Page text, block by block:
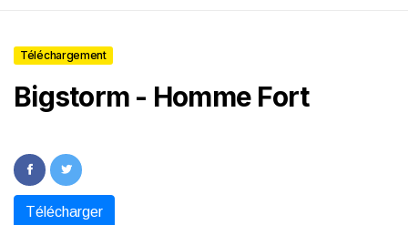
Téléchargement
Bigstorm - Homme Fort
Télécharger